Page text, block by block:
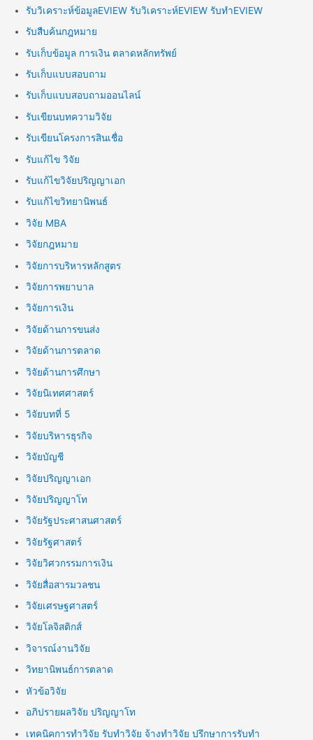
รับวิเคราะห์ข้อมูลEVIEW รับวิเคราะห์EVIEW รับทำEVIEW
รับสืบค้นกฎหมาย
รับเก็บข้อมูล การเงิน ตลาดหลักทรัพย์
รับเก็บแบบสอบถาม
รับเก็บแบบสอบถามออนไลน์
รับเขียนบทความวิจัย
รับเขียนโครงการสินเชื่อ
รับแก้ไข วิจัย
รับแก้ไขวิจัยปริญญาเอก
รับแก้ไขวิทยานิพนธ์
วิจัย MBA
วิจัยกฎหมาย
วิจัยการบริหารหลักสูตร
วิจัยการพยาบาล
วิจัยการเงิน
วิจัยด้านการขนส่ง
วิจัยด้านการตลาด
วิจัยด้านการศึกษา
วิจัยนิเทศศาสตร์
วิจัยบทที่ 5
วิจัยบริหารธุรกิจ
วิจัยบัญชี
วิจัยปริญญาเอก
วิจัยปริญญาโท
วิจัยรัฐประศาสนศาสตร์
วิจัยรัฐศาสตร์
วิจัยวิศวกรรมการเงิน
วิจัยสื่อสารมวลชน
วิจัยเศรษฐศาสตร์
วิจัยโลจิสติกส์
วิจารณ์งานวิจัย
วิทยานิพนธ์การตลาด
หัวข้อวิจัย
อภิปรายผลวิจัย ปริญญาโท
เทคนิคการทำวิจัย รับทำวิจัย จ้างทำวิจัย ปรึกษาการรับทำ